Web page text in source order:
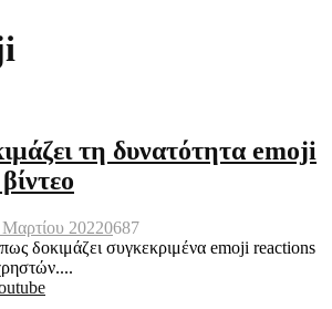
τη δυνατότητα emoji
20220687
δοκιμάζει συγκεκριμένα emoji reactions